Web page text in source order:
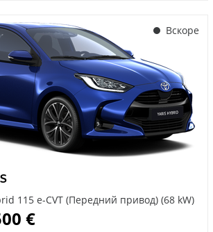
Вскоре
115 e-CVT (Передний привод) (68 kW)
€